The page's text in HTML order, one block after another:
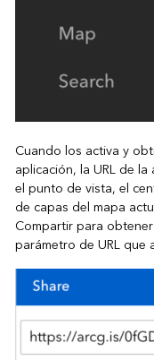
Cuando los activa y
aplicación, la URL de
el punto de vista, el
de capas del mapa
Compartir para
parámetro de URL que